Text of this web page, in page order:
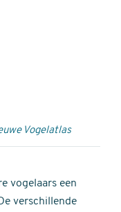
Vogelatlas
vogelaars een
verschillende